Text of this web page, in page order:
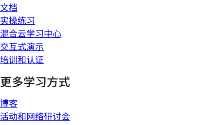
文档
实操练习
混合云学习中心
交互式演示
培训和认证
更多学习方式
博客
活动和网络研讨会